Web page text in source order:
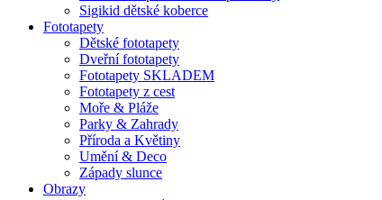
Sigikid dětské koberce
Fototapety
Dětské fototapety
Dveřní fototapety
Fototapety SKLADEM
Fototapety z cest
Moře & Pláže
Parky & Zahrady
Příroda a Květiny
Umění & Deco
Západy slunce
Obrazy